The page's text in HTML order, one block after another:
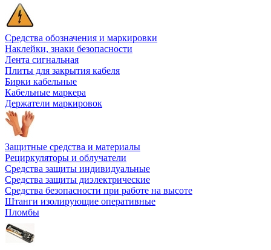
Средства обозначения и маркировки
Наклейки, знаки безопасности
Лента сигнальная
Плиты для закрытия кабеля
Бирки кабельные
Кабельные маркера
Держатели маркировок
Защитные средства и материалы
Рециркуляторы и облучатели
Средства защиты индивидуальные
Средства защиты диэлектрические
Средства безопасности при работе на высоте
Штанги изолирующие оперативные
Пломбы